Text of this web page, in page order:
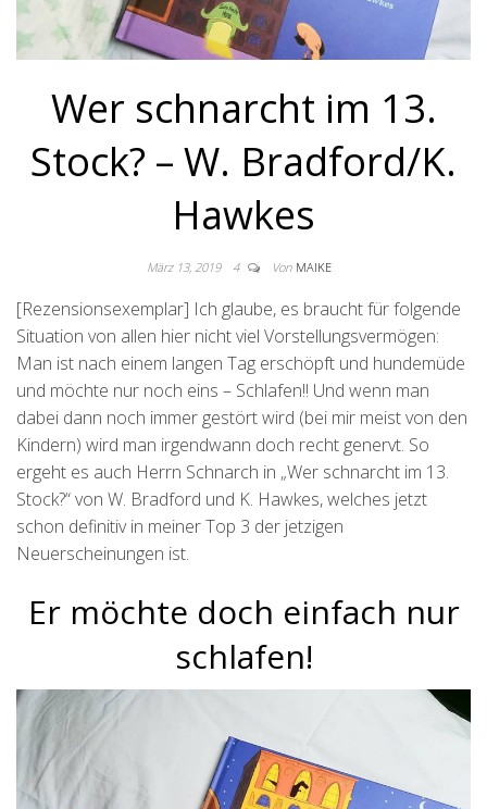
Wer schnarcht im 13.
Stock? – W. Bradford/K.
Hawkes
März 13, 2019 4 Von MAIKE
[Rezensionsexemplar] Ich glaube, es braucht für folgende
Situation von allen hier nicht viel Vorstellungsvermögen:
Man ist nach einem langen Tag erschöpft und hundemüde
und möchte nur noch eins – Schlafen!! Und wenn man
dabei dann noch immer gestört wird (bei mir meist von den
Kindern) wird man irgendwann doch recht genervt. So
ergeht es auch Herrn Schnarch in „Wer schnarcht im 13.
Stock?“ von W. Bradford und K. Hawkes, welches jetzt
schon definitiv in meiner Top 3 der jetzigen
Neuerscheinungen ist.
Er möchte doch einfach nur
schlafen!